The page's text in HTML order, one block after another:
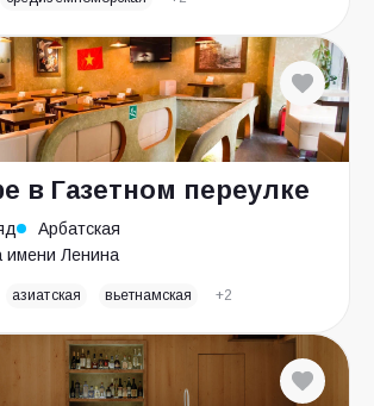
в Газетном переулке
Арбатская
имени Ленина
азиатская вьетнамская +2